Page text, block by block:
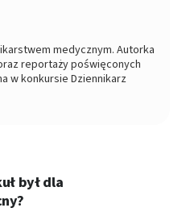
medycznym. Autorka
reportaży poświęconych
w konkursie Dziennikarz
Dziennikarze dla
był dla